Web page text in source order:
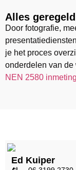
Alles
Door fotografie,
je het proces
onderdelen van
NEN 2580
Ed Kuiper